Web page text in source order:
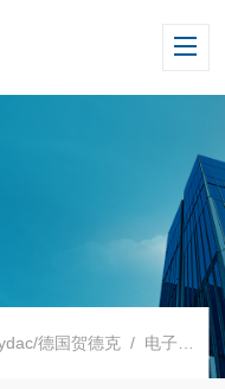
德国贺德克 / 电子压力继电器